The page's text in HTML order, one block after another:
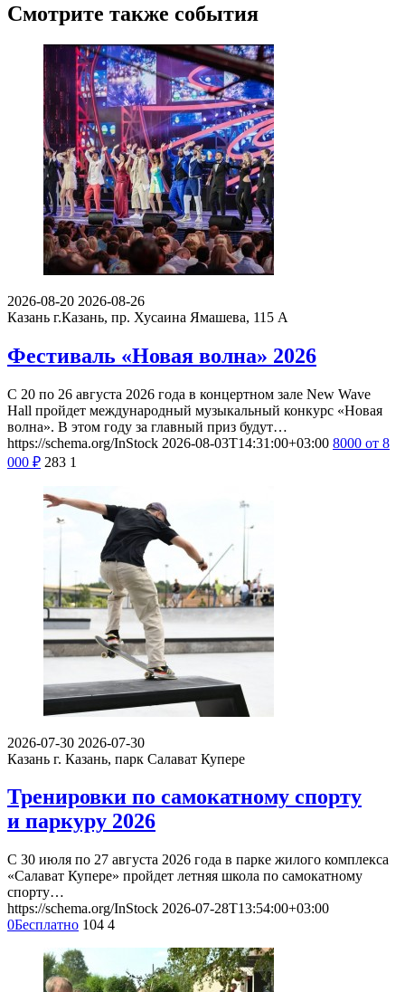
Смотрите также события
2026-08-20 2026-08-26
Казань г.Казань, пр. Хусаина Ямашева, 115 A
Фестиваль «Новая волна» 2026
С 20 по 26 августа 2026 года в концертном зале New Wave
Hall пройдет международный музыкальный конкурс «Новая
волна». В этом году за главный приз будут…
https://schema.org/InStock 2026-08-03T14:31:00+03:00 8000 от 8
000 ₽ 283 1
2026-07-30 2026-07-30
Казань г. Казань, парк Салават Купере
Тренировки по самокатному спорту
и паркуру 2026
С 30 июля по 27 августа 2026 года в парке жилого комплекса
«Салават Купере» пройдет летняя школа по самокатному
спорту…
https://schema.org/InStock 2026-07-28T13:54:00+03:00
0Бесплатно 104 4